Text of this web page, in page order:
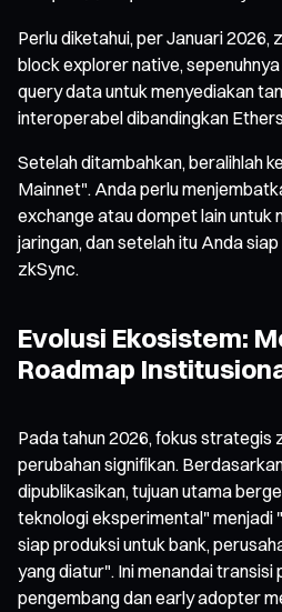
Perlu diketahui, per Januari 2026,
block explorer native,
query data untuk menyediakan
interoperabel dibandingkan
Setelah ditambahkan, beralihlah
Mainnet". Anda perlu
exchange atau dompet lain untuk
jaringan, dan setelah itu Anda
zkSync.
Evolusi Ekosistem:
Roadmap
Pada tahun 2026, fokus strategis
perubahan signifikan.
dipublikasikan, tujuan utama
teknologi eksperimental"
siap produksi untuk bank,
yang diatur". Ini menandai transisi
pengembang dan early adopter